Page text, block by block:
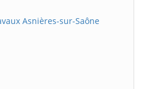
Asnières-sur-Saône